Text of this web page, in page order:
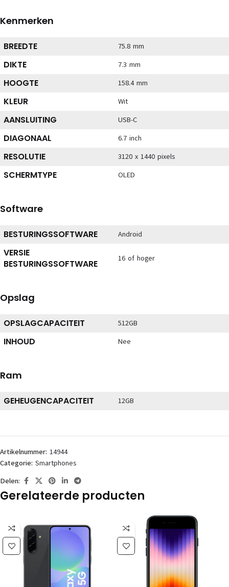
Kenmerken
BREEDTE 75.8 mm
DIKTE 7.3 mm
HOOGTE 158.4 mm
KLEUR Wit
AANSLUITING USB-C
DIAGONAAL 6.7 inch
RESOLUTIE 3120 x 1440 pixels
SCHERMTYPE OLED
Software
BESTURINGSSOFTWARE Android
VERSIE
BESTURINGSSOFTWARE
16 of hoger
Opslag
OPSLAGCAPACITEIT 512GB
INHOUD Nee
Ram
GEHEUGENCAPACITEIT 12GB
Artikelnummer: 14944
Categorie: Smartphones
Delen:
Gerelateerde producten